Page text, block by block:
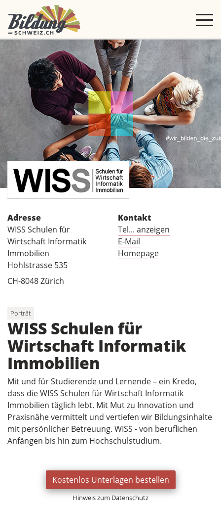
Adresse
WISS Schulen für
Wirtschaft Informatik
Immobilien
Hohlstrasse 535
CH-8048 Zürich
Kontakt
Tel... anzeigen
E-Mail
Homepage
Porträt
WISS Schulen für
Wirtschaft Informatik
Immobilien
Mit und für Studierende und Lernende – ein Kredo,
dass die WISS Schulen für Wirtschaft Informatik
Immobilien täglich lebt. Mit Mut zu Innovation und
Praxisnähe vermittelt und vertiefen wir Bildungsinhalte
mit persönlicher Betreuung. WISS - von beruflichen
Anfängen bis hin zum Hochschulstudium.
Kostenlos Unterlagen bestellen
Hinweis zum Datenschutz